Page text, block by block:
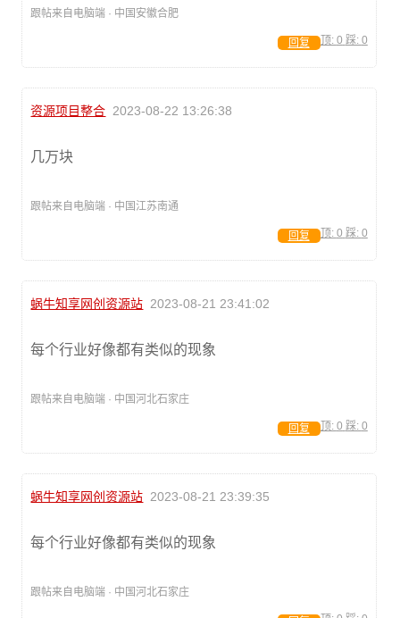
跟帖来自电脑端 · 中国安徽合肥
顶: 0 踩: 0
回复
资源项目整合 2023-08-22 13:26:38
几万块
跟帖来自电脑端 · 中国江苏南通
顶: 0 踩: 0
回复
蜗牛知享网创资源站 2023-08-21 23:41:02
每个行业好像都有类似的现象
跟帖来自电脑端 · 中国河北石家庄
顶: 0 踩: 0
回复
蜗牛知享网创资源站 2023-08-21 23:39:35
每个行业好像都有类似的现象
跟帖来自电脑端 · 中国河北石家庄